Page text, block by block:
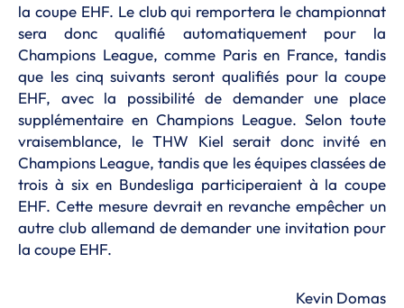
la coupe EHF. Le club qui remportera le championnat
sera donc qualifié automatiquement pour la
Champions League, comme Paris en France, tandis
que les cinq suivants seront qualifiés pour la coupe
EHF, avec la possibilité de demander une place
supplémentaire en Champions League. Selon toute
vraisemblance, le THW Kiel serait donc invité en
Champions League, tandis que les équipes classées de
trois à six en Bundesliga participeraient à la coupe
EHF. Cette mesure devrait en revanche empêcher un
autre club allemand de demander une invitation pour
la coupe EHF.
Kevin Domas